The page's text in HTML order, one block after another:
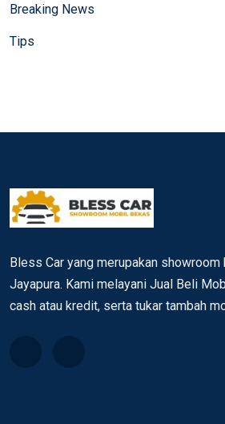
Breaking News
Tips
Bless Car yang merupakan
Jayapura. Kami melayani Jual Beli
cash atau kredit, serta tukar tambah